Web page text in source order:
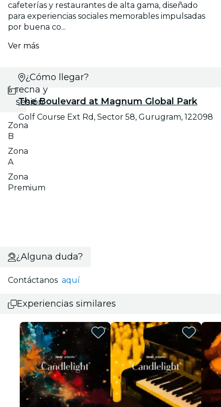
cafeterías y restaurantes de alta gama, diseñado
para experiencias sociales memorables impulsadas
por buena co...
Ver más
Selecciona
fecha y
sesión
Zona
B
Zona
A
Zona
Premium
¿Cómo llegar?
The Boulevard at Magnum Global Park
Golf Course Ext Rd, Sector 58, Gurugram, 122098
¿Alguna duda?
Contáctanos aquí
Experiencias similares